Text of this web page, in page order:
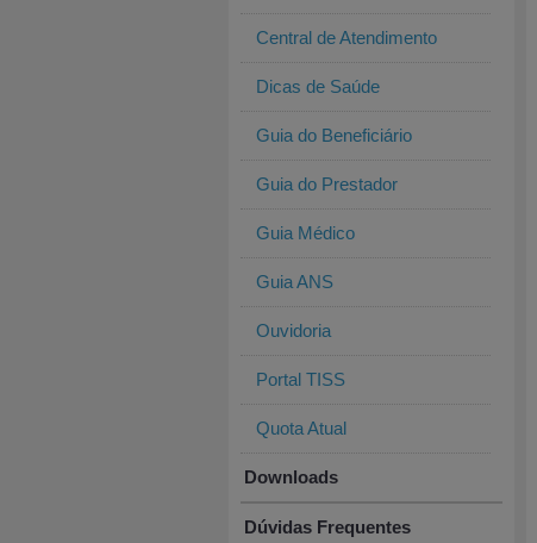
Central de Atendimento
Dicas de Saúde
Guia do Beneficiário
Guia do Prestador
Guia Médico
Guia ANS
Ouvidoria
Portal TISS
Quota Atual
Downloads
Dúvidas Frequentes